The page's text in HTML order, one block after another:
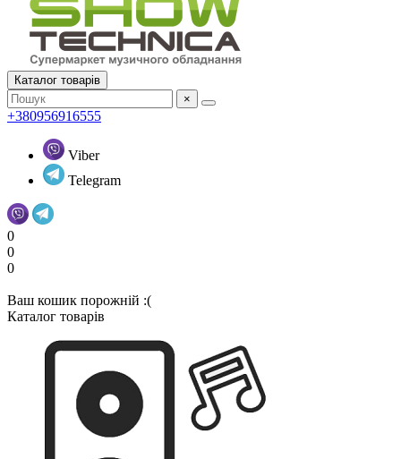
Каталог товарів
×
+380956916555
Viber
Telegram
0
0
0
Ваш кошик порожній :(
Каталог товарів